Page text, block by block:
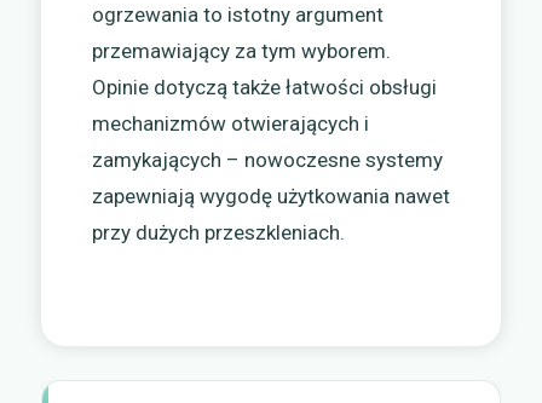
ogrzewania to istotny argument
przemawiający za tym wyborem.
Opinie dotyczą także łatwości obsługi
mechanizmów otwierających i
zamykających – nowoczesne systemy
zapewniają wygodę użytkowania nawet
przy dużych przeszkleniach.